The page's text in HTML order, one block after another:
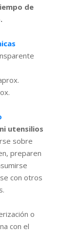
de
utensilios
sobre
preparen
con otros
o
con el